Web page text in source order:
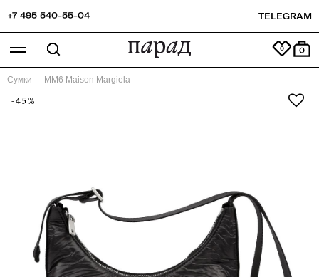
+7 495 540-55-04 TELEGRAM
0
Сумки MM6 Maison Margiela
-45%